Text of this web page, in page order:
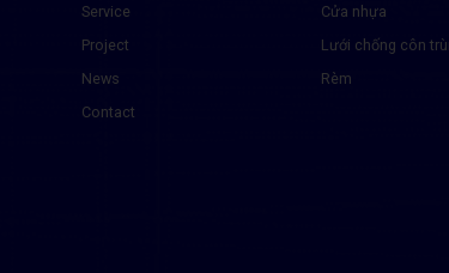
Service
Project
News
Contact
Cửa nhựa
Lưới chống côn
Rèm